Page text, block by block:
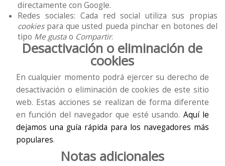
directamente con Google.
Redes sociales: Cada red social utiliza sus propias
cookiespara que usted pueda pinchar en botones del
tipo Me gustao Compartir.
Desactivación o eliminación de
cookies
En cualquier momento podrá ejercer su derecho de
desactivación o eliminación de cookies de este sitio
web. Estas acciones se realizan de forma diferente
en función del navegador que esté usando. Aquí le
dejamos una guía rápida para los navegadores más
populares.
Notas adicionales